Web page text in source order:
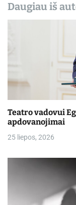
Daugiau iš
Teatro vadovui
apdovanojimai
25 liepos, 2026